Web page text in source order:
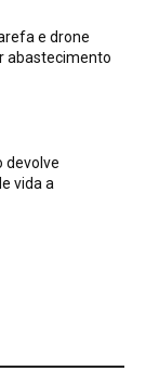
e drone
abastecimento
devolve
vida a